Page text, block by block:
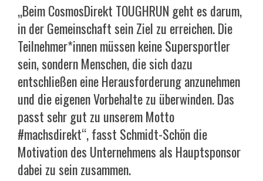
„Beim CosmosDirekt TOUGHRUN geht es darum,
in der Gemeinschaft sein Ziel zu erreichen. Die
Teilnehmer*innen müssen keine Supersportler
sein, sondern Menschen, die sich dazu
entschließen eine Herausforderung anzunehmen
und die eigenen Vorbehalte zu überwinden. Das
passt sehr gut zu unserem Motto
#machsdirekt“, fasst Schmidt-Schön die
Motivation des Unternehmens als Hauptsponsor
dabei zu sein zusammen.